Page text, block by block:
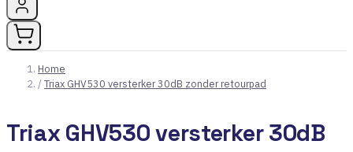
Home
/ Triax GHV530 versterker 30dB zonder retourpad
Triax GHV530 versterker 30dB